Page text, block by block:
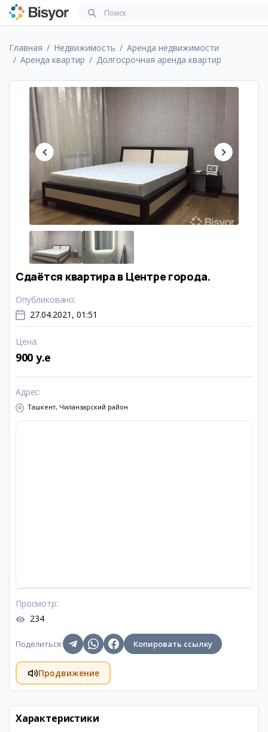
Главная Недвижимость
Аренда недвижимости
Аренда квартир
Долгосрочная аренда квартир
Сдаётся квартира в Центре города.
Опубликовано:
27.04.2021, 01:51
Цена:
900 y.e
Адрес:
Ташкент, Чиланзарский район
Просмотр:
234
Поделиться: Копировать ссылку
Продвижение
Характеристики